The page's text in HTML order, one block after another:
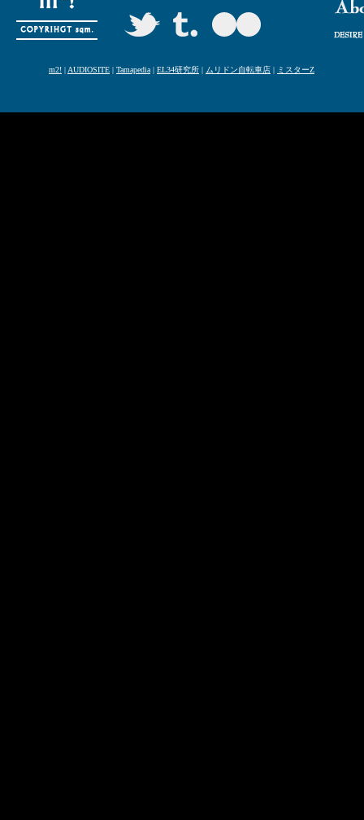
m2! | AUDIOSITE | Tamapedia | EL34研究所 | ムリドン自転車店 | ミスターZ